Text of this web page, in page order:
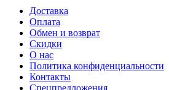
Доставка
Оплата
Обмен и возврат
Скидки
О нас
Политика конфиденциальности
Контакты
Спецпредложения